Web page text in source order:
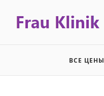
ВСЕ ЦЕНЫ